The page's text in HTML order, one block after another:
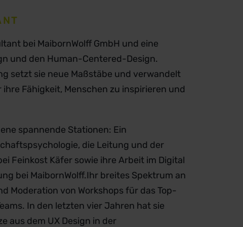
bei MaibornWolff GmbH und eine
und den Human-Centered-Design.
setzt sie neue Maßstäbe und verwandelt
Fähigkeit, Menschen zu inspirieren und
spannende Stationen: Ein
die Leitung und der
Feinkost Käfer sowie ihre Arbeit im Digital
bei MaibornWolff.Ihr breites Spektrum an
Moderation von Workshops für das Top-
In den letzten vier Jahren hat sie
aus dem UX Design in der